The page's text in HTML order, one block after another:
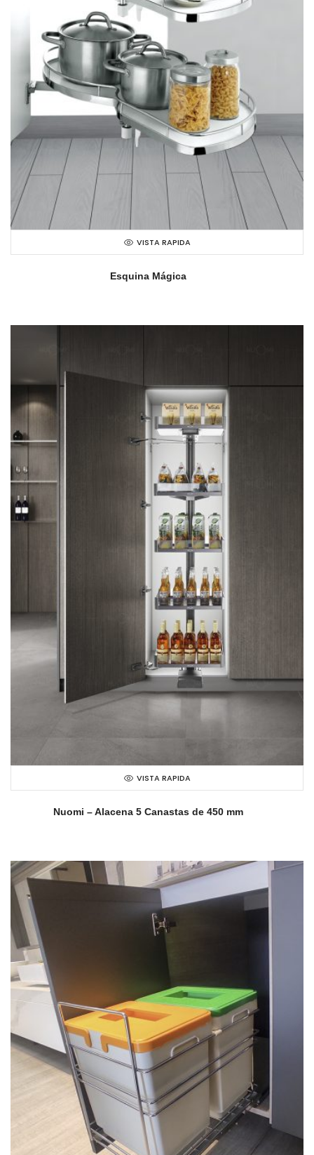
VISTA RAPIDA
Esquina Mágica
VISTA RAPIDA
Nuomi – Alacena 5 Canastas de 450 mm